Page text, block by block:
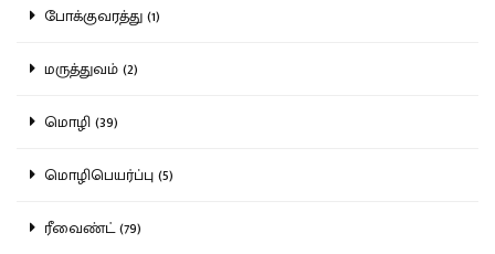
போக்குவரத்து (1)
மருத்துவம் (2)
மொழி (39)
மொழிபெயர்ப்பு (5)
ரீவைண்ட் (79)